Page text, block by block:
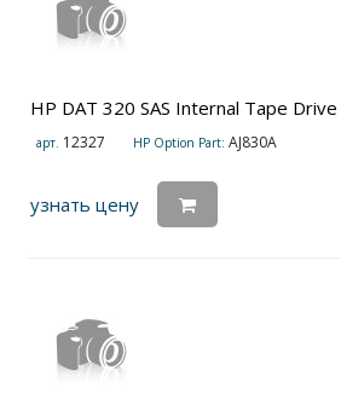
HP DAT 320 SAS Internal Tape Drive
арт. 12327 HP Option Part: AJ830A
узнать цену